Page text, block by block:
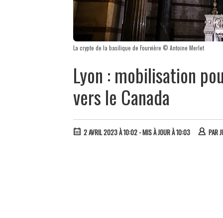
La crypte de la basilique de Fourvière © Antoine Merlet
Lyon : mobilisation
vers le Canada
2 AVRIL 2023 À 10:02 - MIS À JOUR À 10:03 PAR